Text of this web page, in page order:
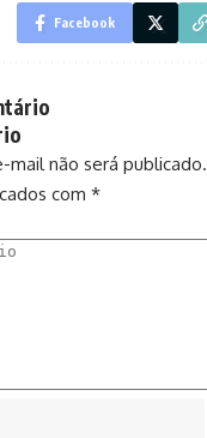
Facebook
mail não será publicado.
com *